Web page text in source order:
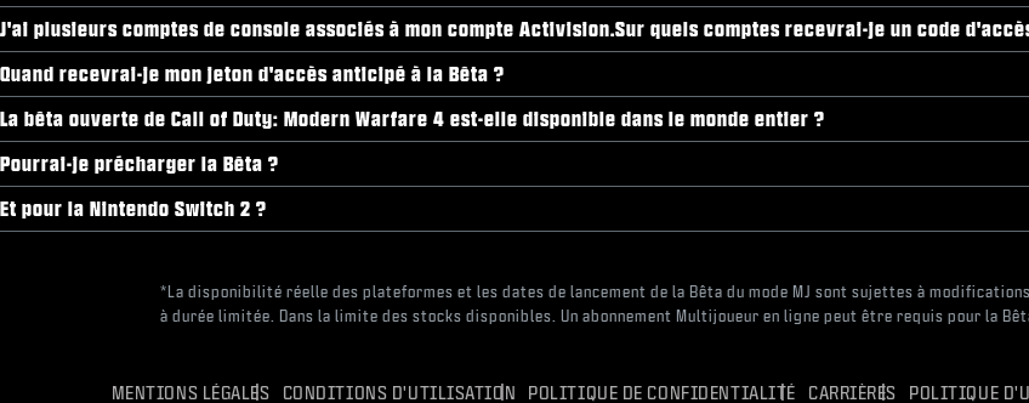
J'ai plusieurs comptes de console associés à mon compte Activision.Sur quels comptes recevrai-je un code
Quand recevrai-je mon jeton d'accès anticipé à la Bêta ?
La bêta ouverte de Call of Duty: Modern Warfare 4 est-elle disponible dans le monde entier ?
Pourrai-je précharger la Bêta ?
Et pour la Nintendo Switch 2 ?
*La disponibilité réelle des plateformes et les dates de lancement de la Bêta du mode MJ sont sujettes à
à durée limitée. Dans la limite des stocks disponibles. Un abonnement Multijoueur en ligne peut être requis pour la
MENTIONS LÉGALES CONDITIONS D'UTILISATION POLITIQUE DE CONFIDENTIALITÉ CARRIÈRES POLITIQUE